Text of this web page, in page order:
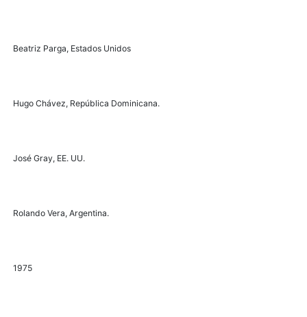
Beatriz Parga, Estados Unidos
Hugo Chávez, República Dominicana.
José Gray, EE. UU.
Rolando Vera, Argentina.
1975